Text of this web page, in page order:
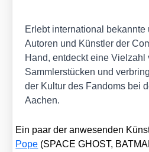
Erlebt inter­na­tio­nal bekann­te
Autoren und Künst­ler der
Hand, ent­deckt eine Viel­zahl
Samm­ler­stü­cken und
der Kul­tur des Fan­doms bei
Aachen.
Ein paar der anwe­sen­den
Pope (SPACE GHOST,